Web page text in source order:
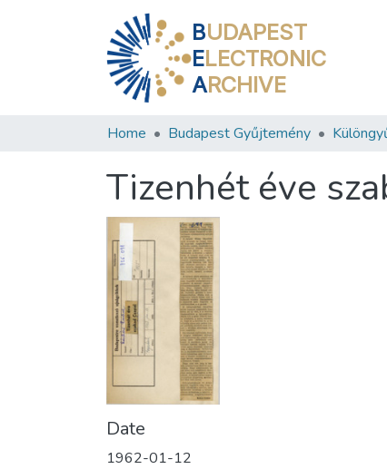
BUDAPEST
ELECTRONIC
ARCHIVE
Home Budapest Gyűjtemény
Tizenhét éve
Date
1962-01-12